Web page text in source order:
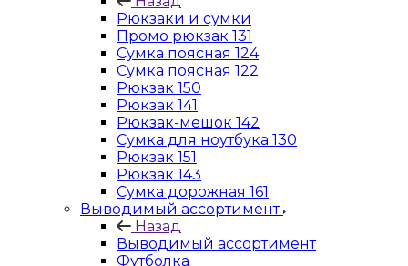
Рюкзаки и сумки
Промо рюкзак 131
Сумка поясная 124
Сумка поясная 122
Рюкзак 150
Рюкзак 141
Рюкзак-мешок 142
Сумка для ноутбука 130
Рюкзак 151
Рюкзак 143
Сумка дорожная 161
Выводимый ассортимент
Назад
Выводимый ассортимент
Футболка